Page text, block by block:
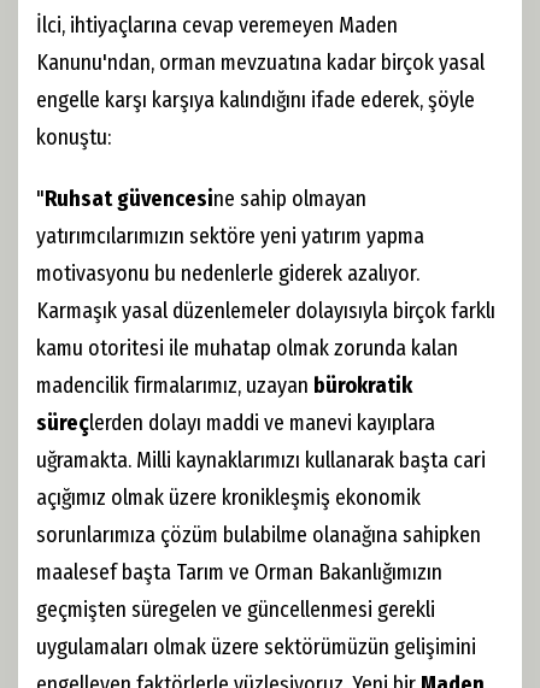
İlci, ihtiyaçlarına cevap veremeyen Maden
Kanunu'ndan, orman mevzuatına kadar birçok yasal
engelle karşı karşıya kalındığını ifade ederek, şöyle
konuştu:
"Ruhsat güvencesine sahip olmayan
yatırımcılarımızın sektöre yeni yatırım yapma
motivasyonu bu nedenlerle giderek azalıyor.
Karmaşık yasal düzenlemeler dolayısıyla birçok farklı
kamu otoritesi ile muhatap olmak zorunda kalan
madencilik firmalarımız, uzayan bürokratik
süreçlerden dolayı maddi ve manevi kayıplara
uğramakta. Milli kaynaklarımızı kullanarak başta cari
açığımız olmak üzere kronikleşmiş ekonomik
sorunlarımıza çözüm bulabilme olanağına sahipken
maalesef başta Tarım ve Orman Bakanlığımızın
geçmişten süregelen ve güncellenmesi gerekli
uygulamaları olmak üzere sektörümüzün gelişimini